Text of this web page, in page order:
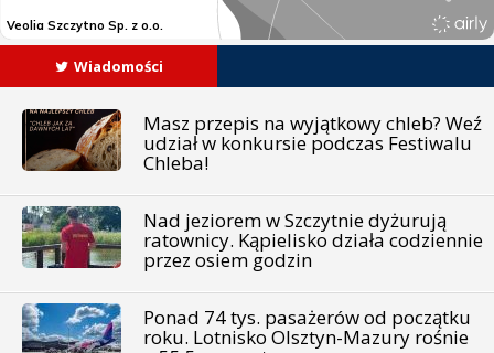
Wiadomości
Masz przepis na wyjątkowy chleb? Weź
udział w konkursie podczas Festiwalu
Chleba!
Nad jeziorem w Szczytnie dyżurują
ratownicy. Kąpielisko działa codziennie
przez osiem godzin
Ponad 74 tys. pasażerów od początku
roku. Lotnisko Olsztyn-Mazury rośnie